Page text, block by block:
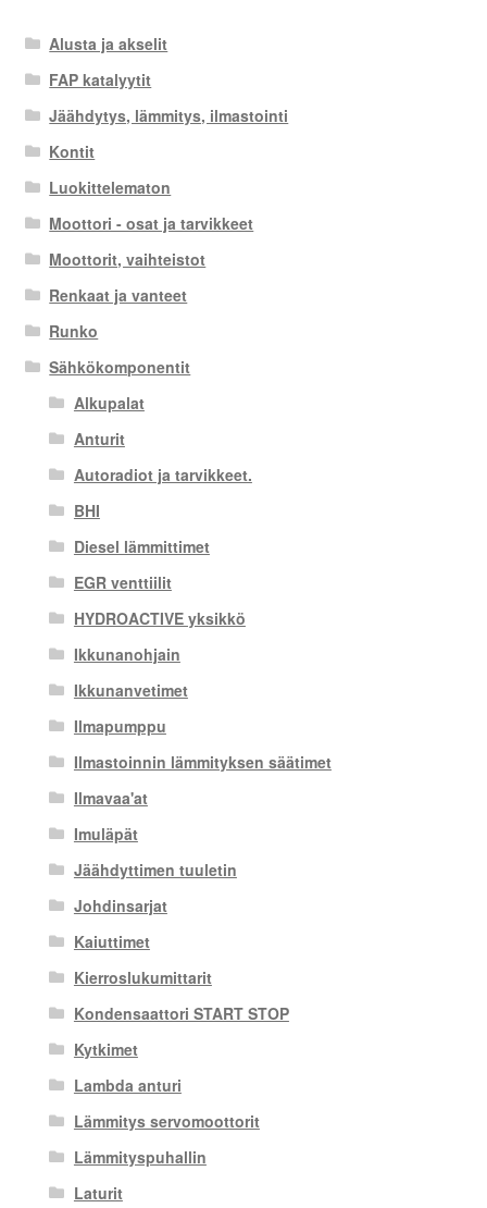
Alusta ja akselit
FAP katalyytit
Jäähdytys, lämmitys, ilmastointi
Kontit
Luokittelematon
Moottori - osat ja tarvikkeet
Moottorit, vaihteistot
Renkaat ja vanteet
Runko
Sähkökomponentit
Alkupalat
Anturit
Autoradiot ja tarvikkeet.
BHI
Diesel lämmittimet
EGR venttiilit
HYDROACTIVE yksikkö
Ikkunanohjain
Ikkunanvetimet
Ilmapumppu
Ilmastoinnin lämmityksen säätimet
Ilmavaa'at
Imuläpät
Jäähdyttimen tuuletin
Johdinsarjat
Kaiuttimet
Kierroslukumittarit
Kondensaattori START STOP
Kytkimet
Lambda anturi
Lämmitys servomoottorit
Lämmityspuhallin
Laturit